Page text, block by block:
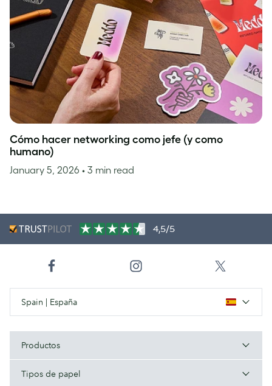
Cómo hacer networking como jefe (y como
humano)
January 5, 2026 • 3 min read
4,5/5
Spain | España
Productos
Tipos de papel